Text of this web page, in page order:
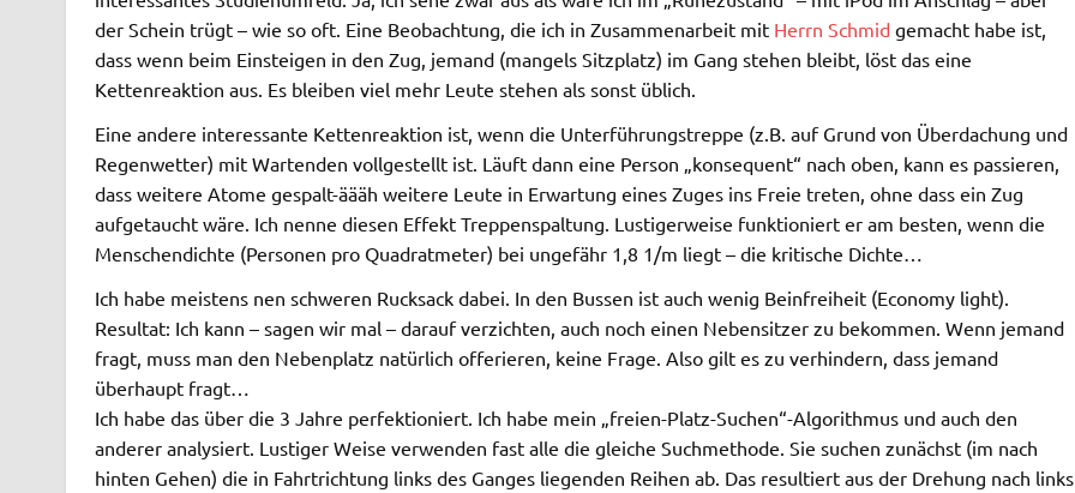
der Schein trügt – wie so oft. Eine Beobachtung, die ich in Zusammenarbeit mit Herrn Schmidgemacht habe ist,
dass wenn beim Einsteigen in den Zug, jemand (mangels Sitzplatz) im Gang stehen bleibt, löst das eine
Kettenreaktion aus. Es bleiben viel mehr Leute stehen als sonst üblich.
Eine andere interessante Kettenreaktion ist, wenn die Unterführungstreppe (z.B. auf Grund von Überdachung und
Regenwetter) mit Wartenden vollgestellt ist. Läuft dann eine Person „konsequent“ nach oben, kann es passieren,
dass weitere Atome gespalt-äääh weitere Leute in Erwartung eines Zuges ins Freie treten, ohne dass ein Zug
aufgetaucht wäre. Ich nenne diesen Effekt Treppenspaltung. Lustigerweise funktioniert er am besten, wenn die
Menschendichte (Personen pro Quadratmeter) bei ungefähr 1,8 1/m liegt – die kritische Dichte…
Ich habe meistens nen schweren Rucksack dabei. In den Bussen ist auch wenig Beinfreiheit (Economy light).
Resultat: Ich kann – sagen wir mal – darauf verzichten, auch noch einen Nebensitzer zu bekommen. Wenn jemand
fragt, muss man den Nebenplatz natürlich offerieren, keine Frage. Also gilt es zu verhindern, dass jemand
überhaupt fragt…
Ich habe das über die 3 Jahre perfektioniert. Ich habe mein „freien-Platz-Suchen“-Algorithmus und auch den
anderer analysiert. Lustiger Weise verwenden fast alle die gleiche Suchmethode. Sie suchen zunächst (im nach
hinten Gehen) die in Fahrtrichtung links des Ganges liegenden Reihen ab. Das resultiert aus der Drehung nach links